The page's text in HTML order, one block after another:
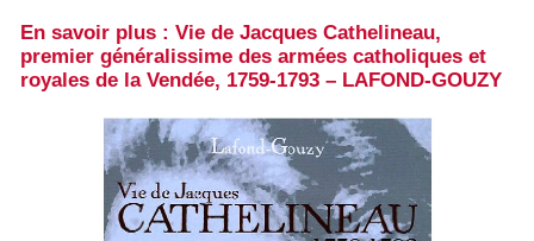
En savoir plus : Vie de Jacques Cathelineau,
premier généralissime des armées catholiques et
royales de la Vendée, 1759-1793 – LAFOND-GOUZY